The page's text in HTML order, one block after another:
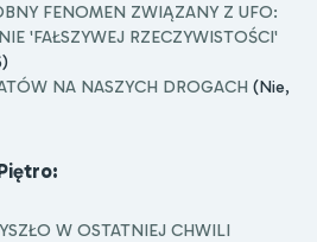
FENOMEN ZWIĄZANY Z UFO:
'FAŁSZYWEJ RZECZYWISTOŚCI'
NA NASZYCH DROGACH (Nie,
W OSTATNIEJ CHWILI